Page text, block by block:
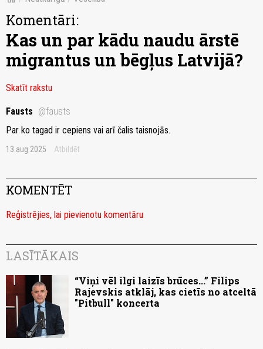
Komentāri:
Kas un par kādu naudu ārstē
migrantus un bēgļus Latvijā?
Skatīt rakstu
Fausts @fausts
Par ko tagad ir cepiens vai arī čalis taisnojās.
13.aug 2025 Atbildēt
KOMENTĒT
Reģistrējies, lai pievienotu komentāru
LASĪTĀKAIS
“Viņi vēl ilgi laizīs brūces...” Filips
Rajevskis atklāj, kas cietīs no atceltā
"Pitbull" koncerta